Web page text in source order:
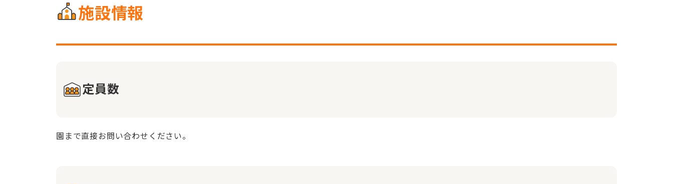
施設情報
定員数
園まで直接お問い合わせください。